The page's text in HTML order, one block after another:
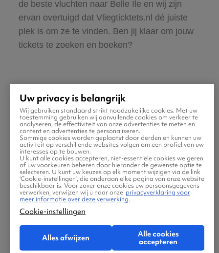
de beste vluchten naar Belle Ile en wij zijn
ervan overtuigd dat Vliegticktets.nl dé juiste
plek is om ze te vinden. Ben jij klaar om jouw
tickets te zoeken en boeken?
Praktische informatie voor
je vlucht naar Belle Ile
Populaire vluchten
Uw privacy is belangrijk
Wij gebruiken standaard strikt noodzakelijke cookies. Met uw
toestemming gebruiken wij aanvullende cookies om verkeer te
analyseren, de effectiviteit van onze advertenties te meten en
content en advertenties te personaliseren.
Sommige cookies worden geplaatst door derden en kunnen uw
activiteit op verschillende websites volgen om een profiel van uw
interesses op te bouwen.
U kunt alle cookies accepteren, niet-essentiële cookies weigeren
of uw voorkeuren beheren door hieronder de gewenste optie te
selecteren. U kunt uw keuzes op elk moment wijzigen via de link
‘Cookie-instellingen’, die onderaan elke pagina van onze website
beschikbaar is. Voor zover onze cookies uw persoonsgegevens
verwerken, verwijzen wij u naar onze privacyverklaring voor
meer informatie over deze verwerking.
Cookie-instellingen
Alles afwijzen
Alle cookies
accepteren